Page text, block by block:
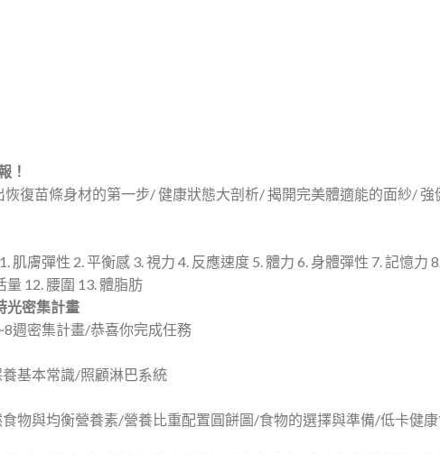
！
復苗條身材的第一步/ 健康狀態大剖析/ 揭開完美體適能的面紗/
肌膚彈性 2. 平衡感 3. 視力 4. 反應速度 5. 體力 6. 身體彈性 7. 記憶力
12. 腰圍 13. 體脂肪
光密集計畫
週密集計畫/恭喜你完成任務
基本常識/照顧淋巴系統
物與均衡營養素/營養比重配置圓餅圖/食物的選擇與準備/低卡健